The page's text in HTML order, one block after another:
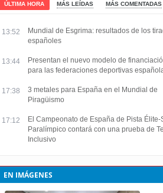
ÚLTIMA HORA MÁS LEÍDAS MÁS COMENTADAS
13:52
Mundial de Esgrima: resultados de los
españoles
13:44
Presentan el nuevo modelo de
para las federaciones deportivas
17:38
3 metales para España en el Mundial de
Piragüismo
17:12
El Campeonato de España de Pista Élite-
Paralímpico contará con una prueba de
Inclusivo
EN IMÁGENES